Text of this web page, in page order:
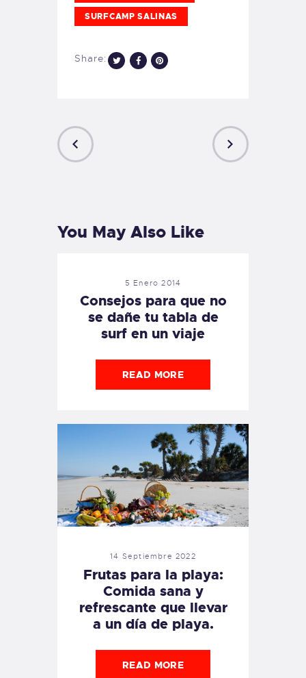
SURFCAMP SALINAS
Share:
You May Also Like
5 Enero 2014
Consejos para que no
se dañe tu tabla de
surf en un viaje
READ MORE
14 Septiembre 2022
Frutas para la playa:
Comida sana y
refrescante que llevar
a un día de playa.
READ MORE